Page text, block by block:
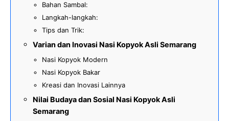
Bahan Sambal:
Langkah-langkah:
Tips dan Trik:
Varian dan Inovasi Nasi Kopyok Asli Semarang
Nasi Kopyok Modern
Nasi Kopyok Bakar
Kreasi dan Inovasi Lainnya
Nilai Budaya dan Sosial Nasi Kopyok Asli
Semarang